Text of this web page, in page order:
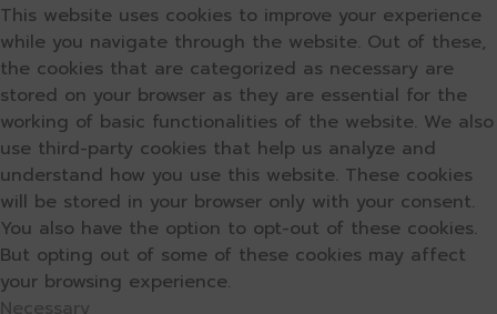
This website uses cookies to improve your experience
while you navigate through the website. Out of these,
the cookies that are categorized as necessary are
stored on your browser as they are essential for the
working of basic functionalities of the website. We also
use third-party cookies that help us analyze and
understand how you use this website. These cookies
will be stored in your browser only with your consent.
You also have the option to opt-out of these cookies.
But opting out of some of these cookies may affect
your browsing experience.
Necessary